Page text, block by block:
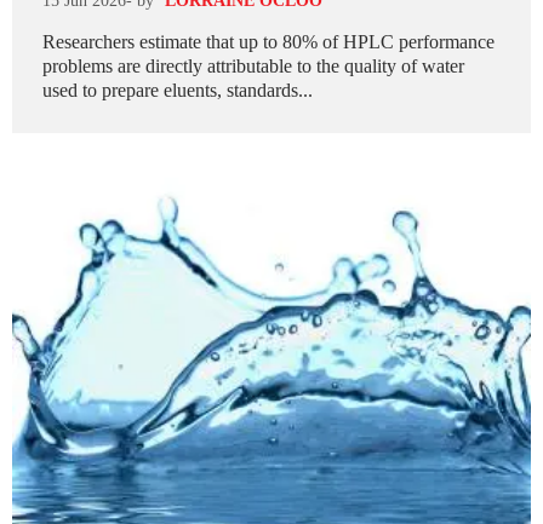
Researchers estimate that up to 80% of HPLC performance
problems are directly attributable to the quality of water
used to prepare eluents, standards...